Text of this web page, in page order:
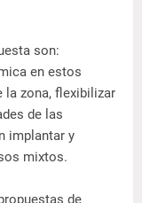
son:
en estos
la zona, flexibilizar
de las
implantar y
mixtos.
de